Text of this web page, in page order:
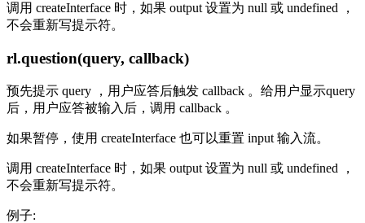
调用 createInterface 时，如果 output 设置为 null 或 undefined ，
不会重新写提示符。
rl.question(query, callback)
预先提示 query ，用户应答后触发 callback 。给用户显示query
后，用户应答被输入后，调用 callback 。
如果暂停，使用 createInterface 也可以重置 input 输入流。
调用 createInterface 时，如果 output 设置为 null 或 undefined ，
不会重新写提示符。
例子: